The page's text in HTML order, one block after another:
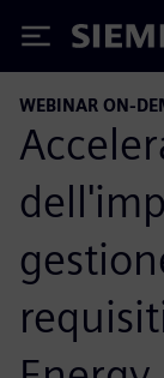
Siemens
WEBINAR ON-